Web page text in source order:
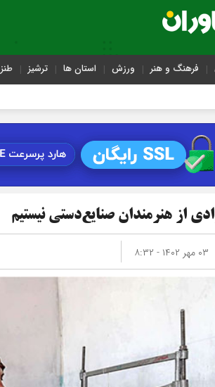
فرهنگ و هنر ورزش استان ها ترشیز طنز
از هنرمندان صنایع‌دستی نیستیم
۰۳ مهر ۱۴۰۲ - ۸:۳۲